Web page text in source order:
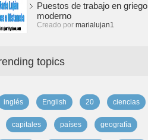
Puestos de trabajo en griego
moderno
Creado por marialujan1
topics
inglés English 20 ciencias
capitales países geografía